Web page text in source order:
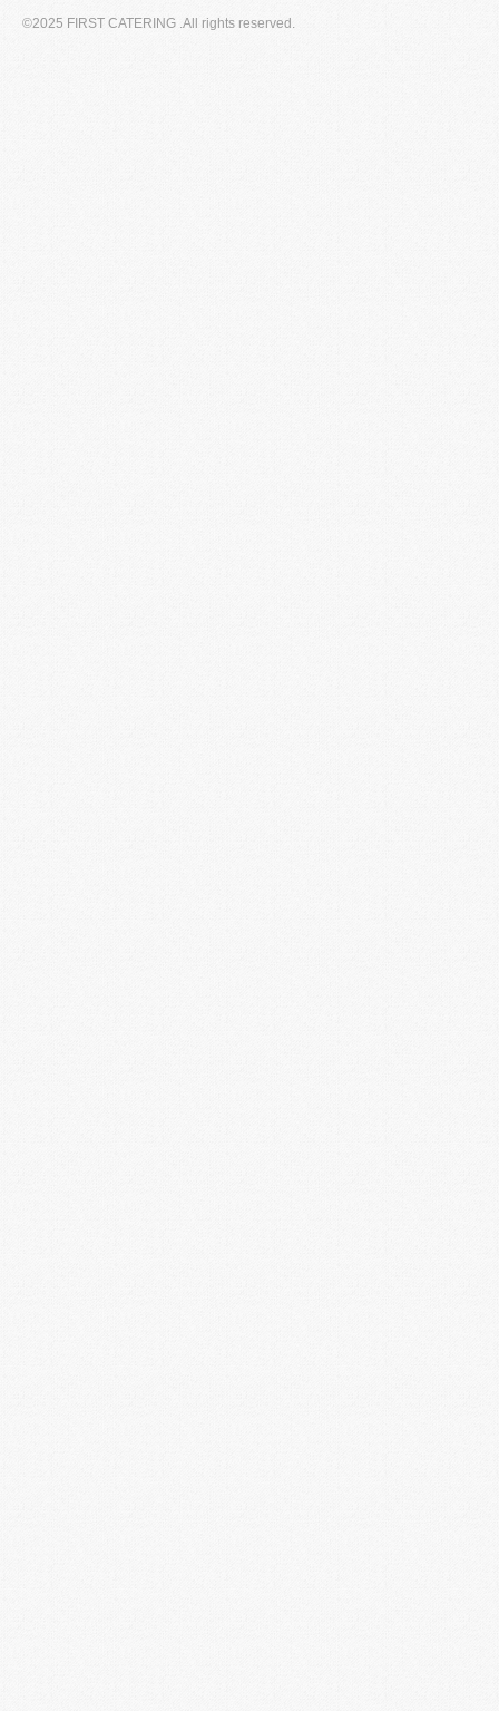
©2025 FIRST CATERING .All rights reserved.